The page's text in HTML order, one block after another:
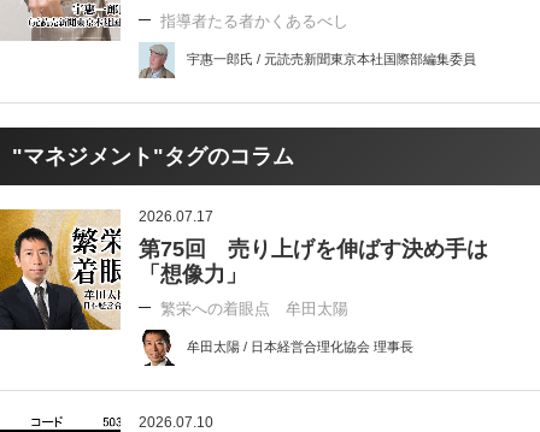
指導者たる者かくあるべし
宇惠一郎氏 / 元読売新聞東京本社国際部編集委員
"マネジメント"タグのコラム
2026.07.17
第75回 売り上げを伸ばす決め手は
「想像力」
繁栄への着眼点 牟田太陽
牟田太陽 / 日本経営合理化協会 理事長
2026.07.10